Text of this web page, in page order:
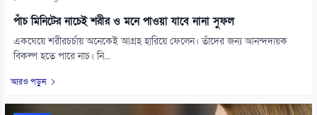
পাঁচ মিনিটের নাচেই শরীর ও মনে পাওয়া যাবে নানা সুফল
একঘেয়ে শরীরচর্চায় অনেকেই আগ্রহ হারিয়ে ফেলেন। তাঁদের জন্য আনন্দদায়ক
বিকল্প হতে পারে নাচ। নি...
আরও পড়ুন